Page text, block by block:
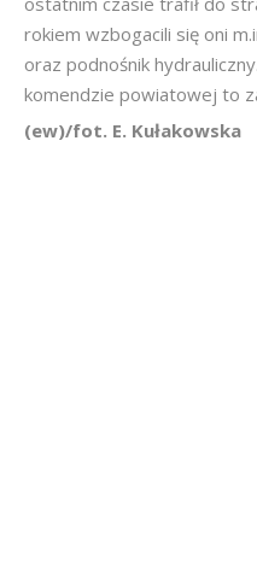
rokiem wzbogacili się oni
oraz podnośnik
komendzie powiatowej to
(ew)/fot. E. Kułakowska